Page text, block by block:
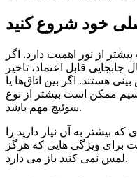
خود شروع کنید
از نور اهمیت دارد. اگر
قابل اعتماد، تاخیر
هستند. اگر بین اتاق‌ها یا
ممکن است بیشتر از نوع
سوئیچ مهم باشد.
بیشتر به آن نیاز دارید را
برای ویژگی هایی که هرگز
لمس نمی کنید باز می دارد.